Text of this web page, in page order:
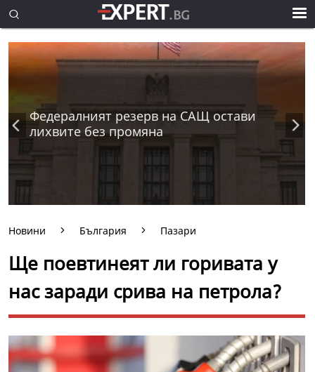
Федералният резерв на САЩ остави
лихвите без промяна
Новини България Пазари
Ще поевтинеят ли горивата у
нас заради срива на петрола?